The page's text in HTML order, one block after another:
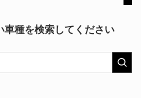
車種を検索してください